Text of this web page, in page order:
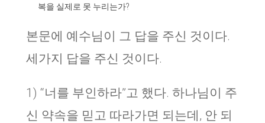
복을 실제로 못 누리는가?
본문에 예수님이 그 답을 주신 것이다.
세가지 답을 주신 것이다.
1) “너를 부인하라”고 했다. 하나님이 주
신 약속을 믿고 따라가면 되는데, 안 되